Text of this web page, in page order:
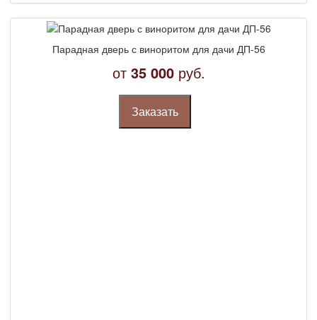
Парадная дверь с виноритом для дачи ДП-56
от 35 000 руб.
Заказать